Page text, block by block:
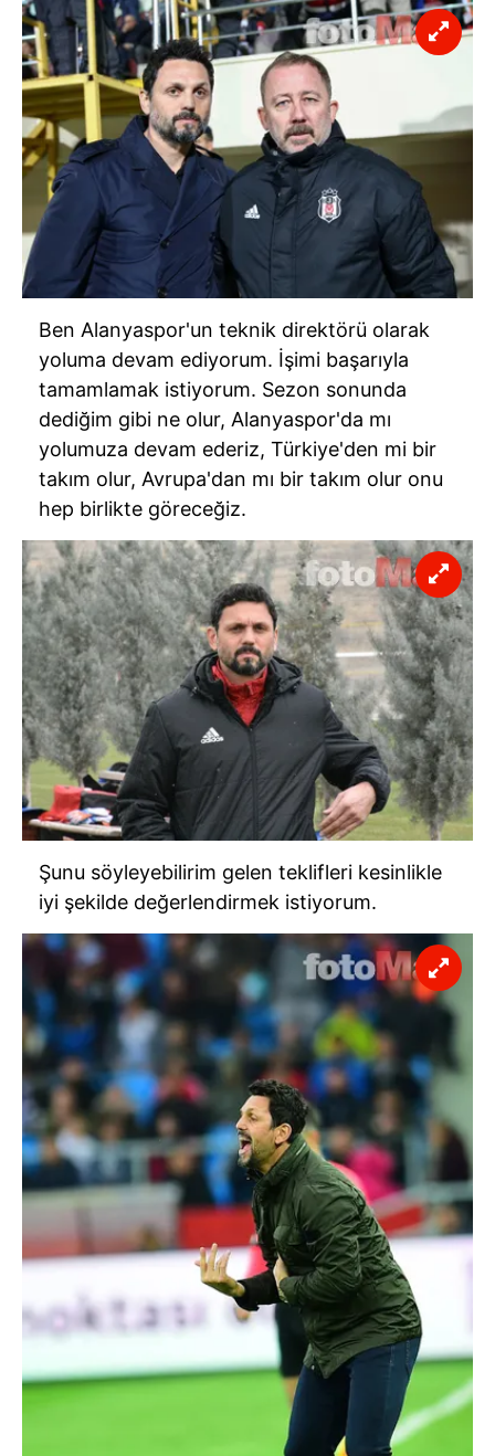
Ben Alanyaspor'un teknik direktörü olarak
yoluma devam ediyorum. İşimi başarıyla
tamamlamak istiyorum. Sezon sonunda
dediğim gibi ne olur, Alanyaspor'da mı
yolumuza devam ederiz, Türkiye'den mi bir
takım olur, Avrupa'dan mı bir takım olur onu
hep birlikte göreceğiz.
Şunu söyleyebilirim gelen teklifleri kesinlikle
iyi şekilde değerlendirmek istiyorum.